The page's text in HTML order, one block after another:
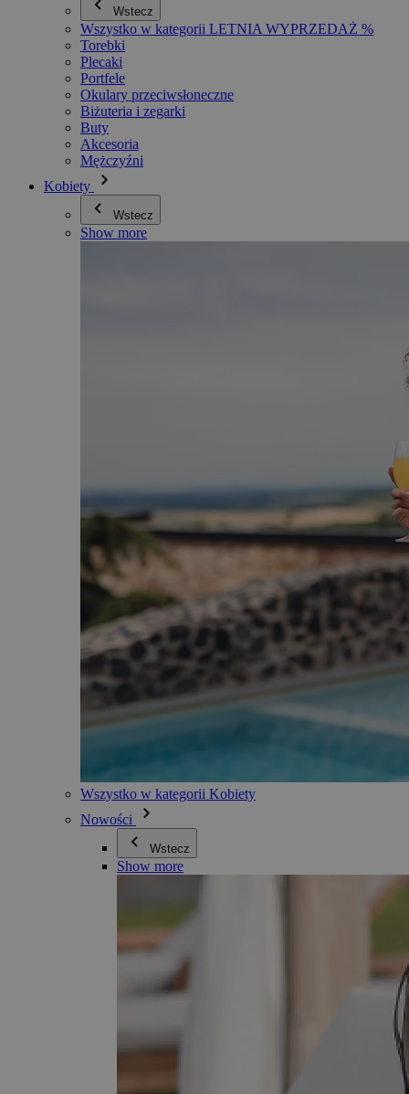
Wstecz
Wszystko w kategorii LETNIA WYPRZEDAŻ %
Torebki
Plecaki
Portfele
Okulary przeciwsłoneczne
Biżuteria i zegarki
Buty
Akcesoria
Mężczyźni
Kobiety
Wstecz
Show more
Wszystko w kategorii Kobiety
Nowości
Wstecz
Show more